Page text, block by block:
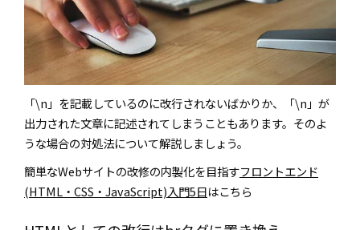
「\n」を記載しているのに改行されないばかりか、「\n」が
出力された文章に記述されてしまうこともあります。そのよ
うな場合の対処法について解説しましょう。
簡単なWebサイトの改修の内製化を目指すフロントエンド
(HTML・CSS・JavaScript)入門5日はこちら